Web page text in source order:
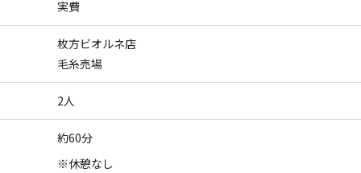
実費
枚方ビオルネ店
毛糸売場
2人
約60分
※休憩なし